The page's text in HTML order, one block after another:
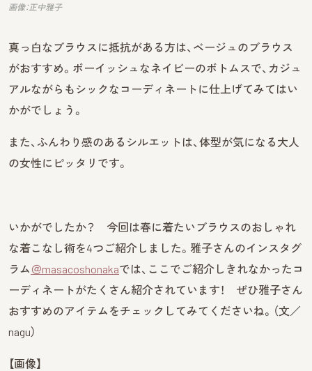
画像：正中雅子
真っ白なブラウスに抵抗がある方は、ベージュのブラウス
がおすすめ。ボーイッシュなネイビーのボトムスで、カジュ
アルながらもシックなコーディネートに仕上げてみてはい
かがでしょう。
また、ふんわり感のあるシルエットは、体型が気になる大人
の女性にピッタリです。
いかがでしたか？ 今回は春に着たいブラウスのおしゃれ
な着こなし術を4つご紹介しました。雅子さんのインスタグ
ラム ＠masacoshonakaでは、ここでご紹介しきれなかったコ
ーディネートがたくさん紹介されています！ ぜひ雅子さん
おすすめのアイテムをチェックしてみてくださいね。（文／
nagu）
【画像】